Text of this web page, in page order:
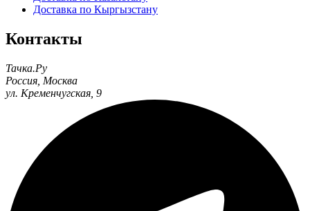
Доставка по Кыргызстану
Контакты
Тачка.Ру
Россия Москва
ул. Кременчугская, 9